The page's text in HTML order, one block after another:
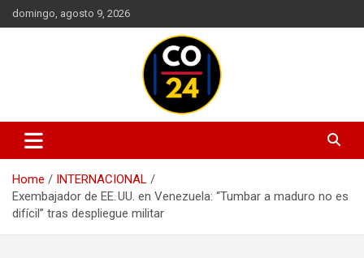
Skip
to
domingo, agosto 9, 2026
Noticias Colombia 24 Horas |
Últimas Noticias de Colombia y
el Mundo
Mantente informado con las últimas actualizaciones en política,
economía, deportes, tecnología y más. Información confiable y
actualizada en un solo lugar.
Home
INTERNACIONAL
Exembajador de EE. UU. en Venezuela: “Tumbar a maduro no es
difícil” tras despliegue militar